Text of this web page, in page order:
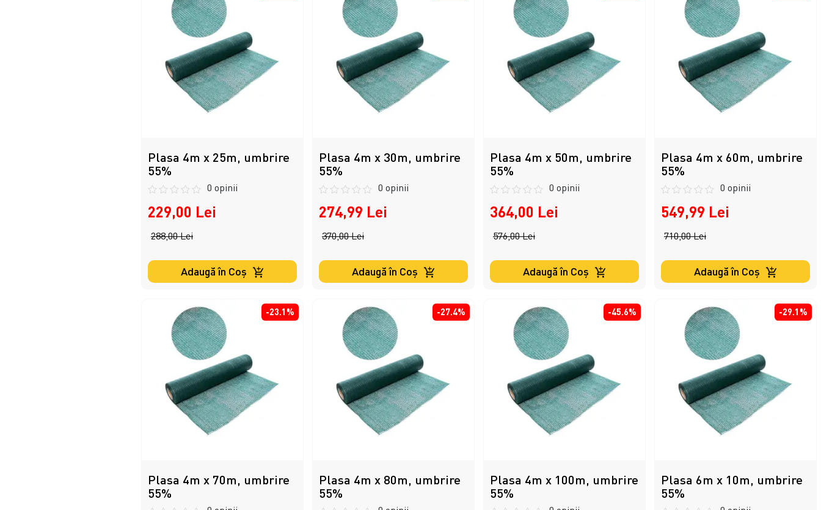
Plasa 4m x 25m, umbrire
55%
0 opinii
229,00 Lei
288,00 Lei
Adaugă în Coş
Plasa 4m x 30m, umbrire
55%
0 opinii
274,99 Lei
370,00 Lei
Adaugă în Coş
Plasa 4m x 50m, umbrire
55%
0 opinii
364,00 Lei
576,00 Lei
Adaugă în Coş
Plasa 4m x 60m, umbrire
55%
0 opinii
549,99 Lei
710,00 Lei
Adaugă în Coş
-23.1%
Plasa 4m x 70m, umbrire
55%
-27.4%
Plasa 4m x 80m, umbrire
55%
-45.6%
Plasa 4m x 100m, umbrire
55%
-29.1%
Plasa 6m x 10m, umbrire
55%